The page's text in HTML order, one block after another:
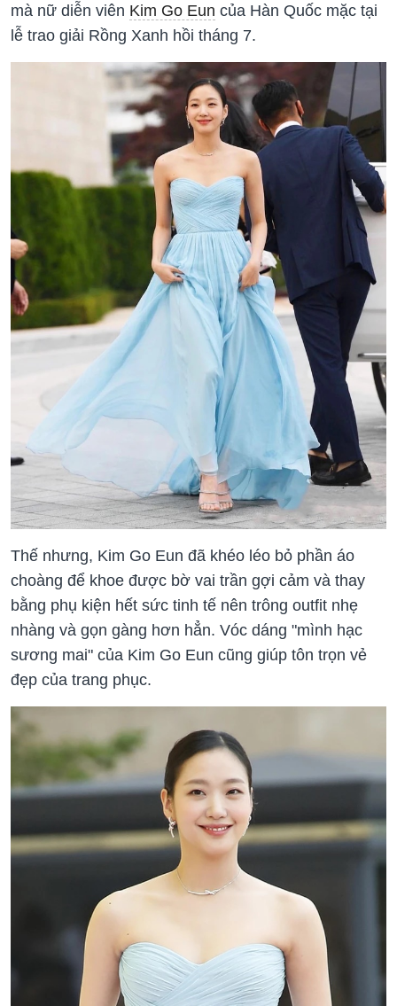
mà nữ diễn viên Kim Go Eun của Hàn Quốc mặc tại
lễ trao giải Rồng Xanh hồi tháng 7.
Thế nhưng, Kim Go Eun đã khéo léo bỏ phần áo
choàng để khoe được bờ vai trần gợi cảm và thay
bằng phụ kiện hết sức tinh tế nên trông outfit nhẹ
nhàng và gọn gàng hơn hẳn. Vóc dáng "mình hạc
sương mai" của Kim Go Eun cũng giúp tôn trọn vẻ
đẹp của trang phục.